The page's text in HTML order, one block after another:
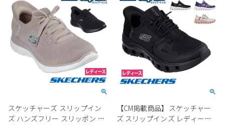
スケッチャーズ スリップイン
ズ ハンズフリー スリッポン ス
【CM掲載商品】スケッチャー
ズ スリップインズ レディース